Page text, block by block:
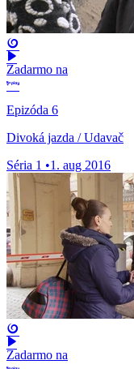
Zadarmo na
Epizóda 6
Divoká jazda / Udavač
Séria 1 •1. aug 2016
Zadarmo na